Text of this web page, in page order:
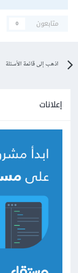
متابعون
0
اذهب إلى قائمة الأسئلة
إعلانات